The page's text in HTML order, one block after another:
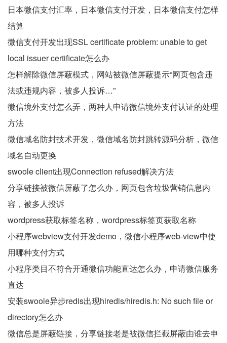
日本微信支付汇率，日本微信支付开发，日本微信支付怎样
结算
微信支付开发出现SSL certificate problem: unable to get
local issuer certificate怎么办
怎样解除微信屏蔽模式，网站被微信屏蔽提示“网页包含违
法或违规内容，被多人投诉…”
微信境外支付怎么弄，两种人申请微信境外支付认证的处理
方法
微信域名防封技术开发，微信域名防封跳转源码分析，微信
域名自动更换
swoole client出现Connection refused解决方法
分享链接被微信屏蔽了怎么办，网页包含垃圾营销信息内
容，被多人投诉
wordpress获取标签名称，wordpress标签页获取名称
小程序webview支付开发demo，微信小程序web-view中使
用哪种支付方式
小程序类目不符合开通微信功能直达怎么办，申请微信服务
直达
安装swoole异步redis出现hiredis/hiredis.h: No such file or
directory怎么办
微信总是屏蔽链接，分享链接老是被微信拦截屏蔽由谁去申